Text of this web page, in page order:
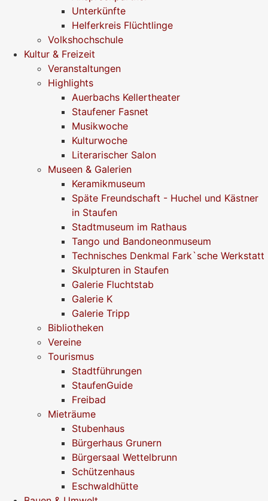
Unterkünfte
Helferkreis Flüchtlinge
Volkshochschule
Kultur & Freizeit
Veranstaltungen
Highlights
Auerbachs Kellertheater
Staufener Fasnet
Musikwoche
Kulturwoche
Literarischer Salon
Museen & Galerien
Keramikmuseum
Späte Freundschaft - Huchel und Kästner
in Staufen
Stadtmuseum im Rathaus
Tango und Bandoneonmuseum
Technisches Denkmal Fark`sche Werkstatt
Skulpturen in Staufen
Galerie Fluchtstab
Galerie K
Galerie Tripp
Bibliotheken
Vereine
Tourismus
Stadtführungen
StaufenGuide
Freibad
Mieträume
Stubenhaus
Bürgerhaus Grunern
Bürgersaal Wettelbrunn
Schützenhaus
Eschwaldhütte